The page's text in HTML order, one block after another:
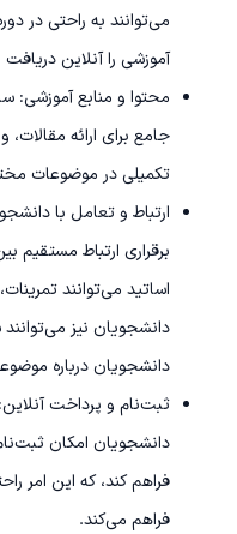
می‌توانند به راحتی در
آموزشی را آنلاین
محتوا و منابع آموزشی:
جامع برای ارائه
تکمیلی در موضوعات
ارتباط و تعامل با
برقراری ارتباط مستقیم
اساتید می‌توانند
دانشجویان نیز
دانشجویان درباره
ثبت‌نام و پرداخت آنلاین:
دانشجویان امکان
فراهم کند، که این امر
فراهم می‌کند.